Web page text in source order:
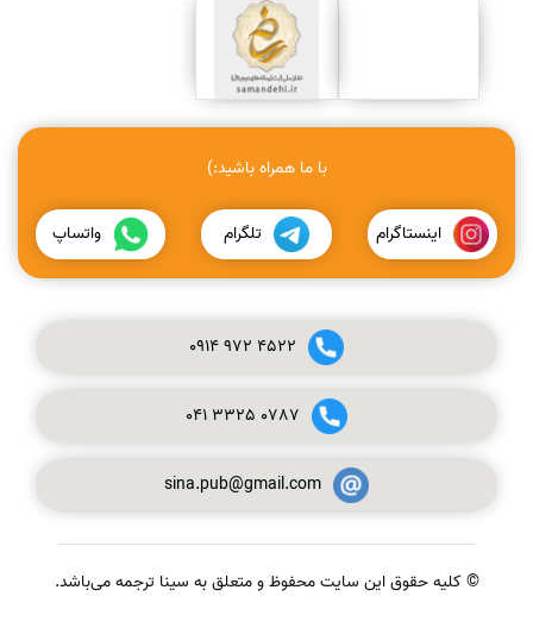
با ما همراه باشید:)
اینستاگرام تلگرام واتساپ
0914972 4522
041 3325 0787
sina.pub@gmail.com
© کلیه حقوق این سایت محفوظ و متعلق به سینا ترجمه می‌باشد.